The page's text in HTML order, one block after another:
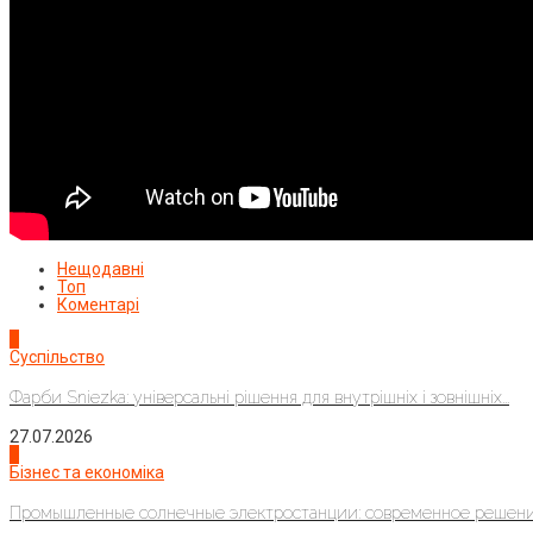
Нещодавні
Топ
Коментарі
Суспільство
Фарби Sniezka: універсальні рішення для внутрішніх і зовнішніх...
27.07.2026
Бізнес та економіка
Промышленные солнечные электростанции: современное